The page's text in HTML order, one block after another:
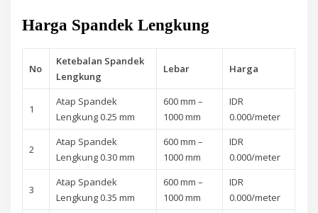
Harga Spandek Lengkung
No
Ketebalan Spandek
Lengkung
Lebar Harga
1
Atap Spandek
Lengkung 0.25 mm
600 mm –
1000 mm
IDR
0.000/meter
2
Atap Spandek
Lengkung 0.30 mm
600 mm –
1000 mm
IDR
0.000/meter
3
Atap Spandek
Lengkung 0.35 mm
600 mm –
1000 mm
IDR
0.000/meter